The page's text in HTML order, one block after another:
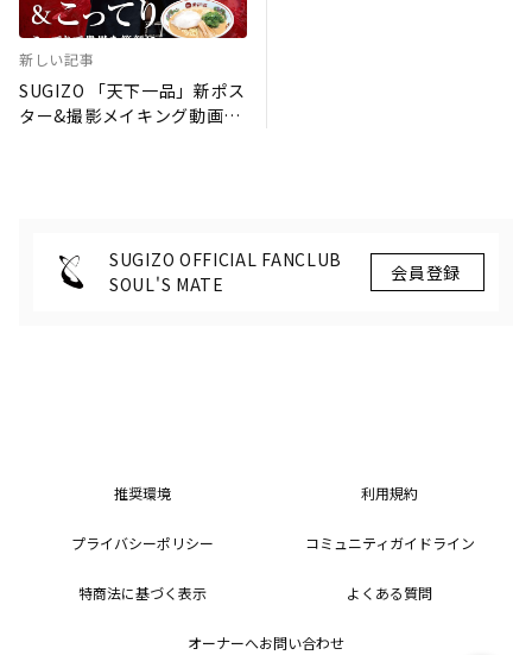
新しい記事
SUGIZO 「天下一品」新ポス
ター&撮影メイキング動画が
SUGIZO OFFICIAL FANCLUB
SOUL'S MATE
推奨環境 利用規約
プライバシーポリシー コミュニティガイドライン
特商法に基づく表示 よくある質問
オーナーへお問い合わせ